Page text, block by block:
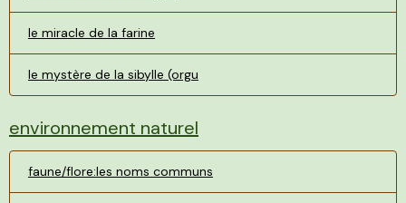
le miracle de la farine
le mystère de la sibylle (orgu
environnement naturel
faune/flore:les noms communs